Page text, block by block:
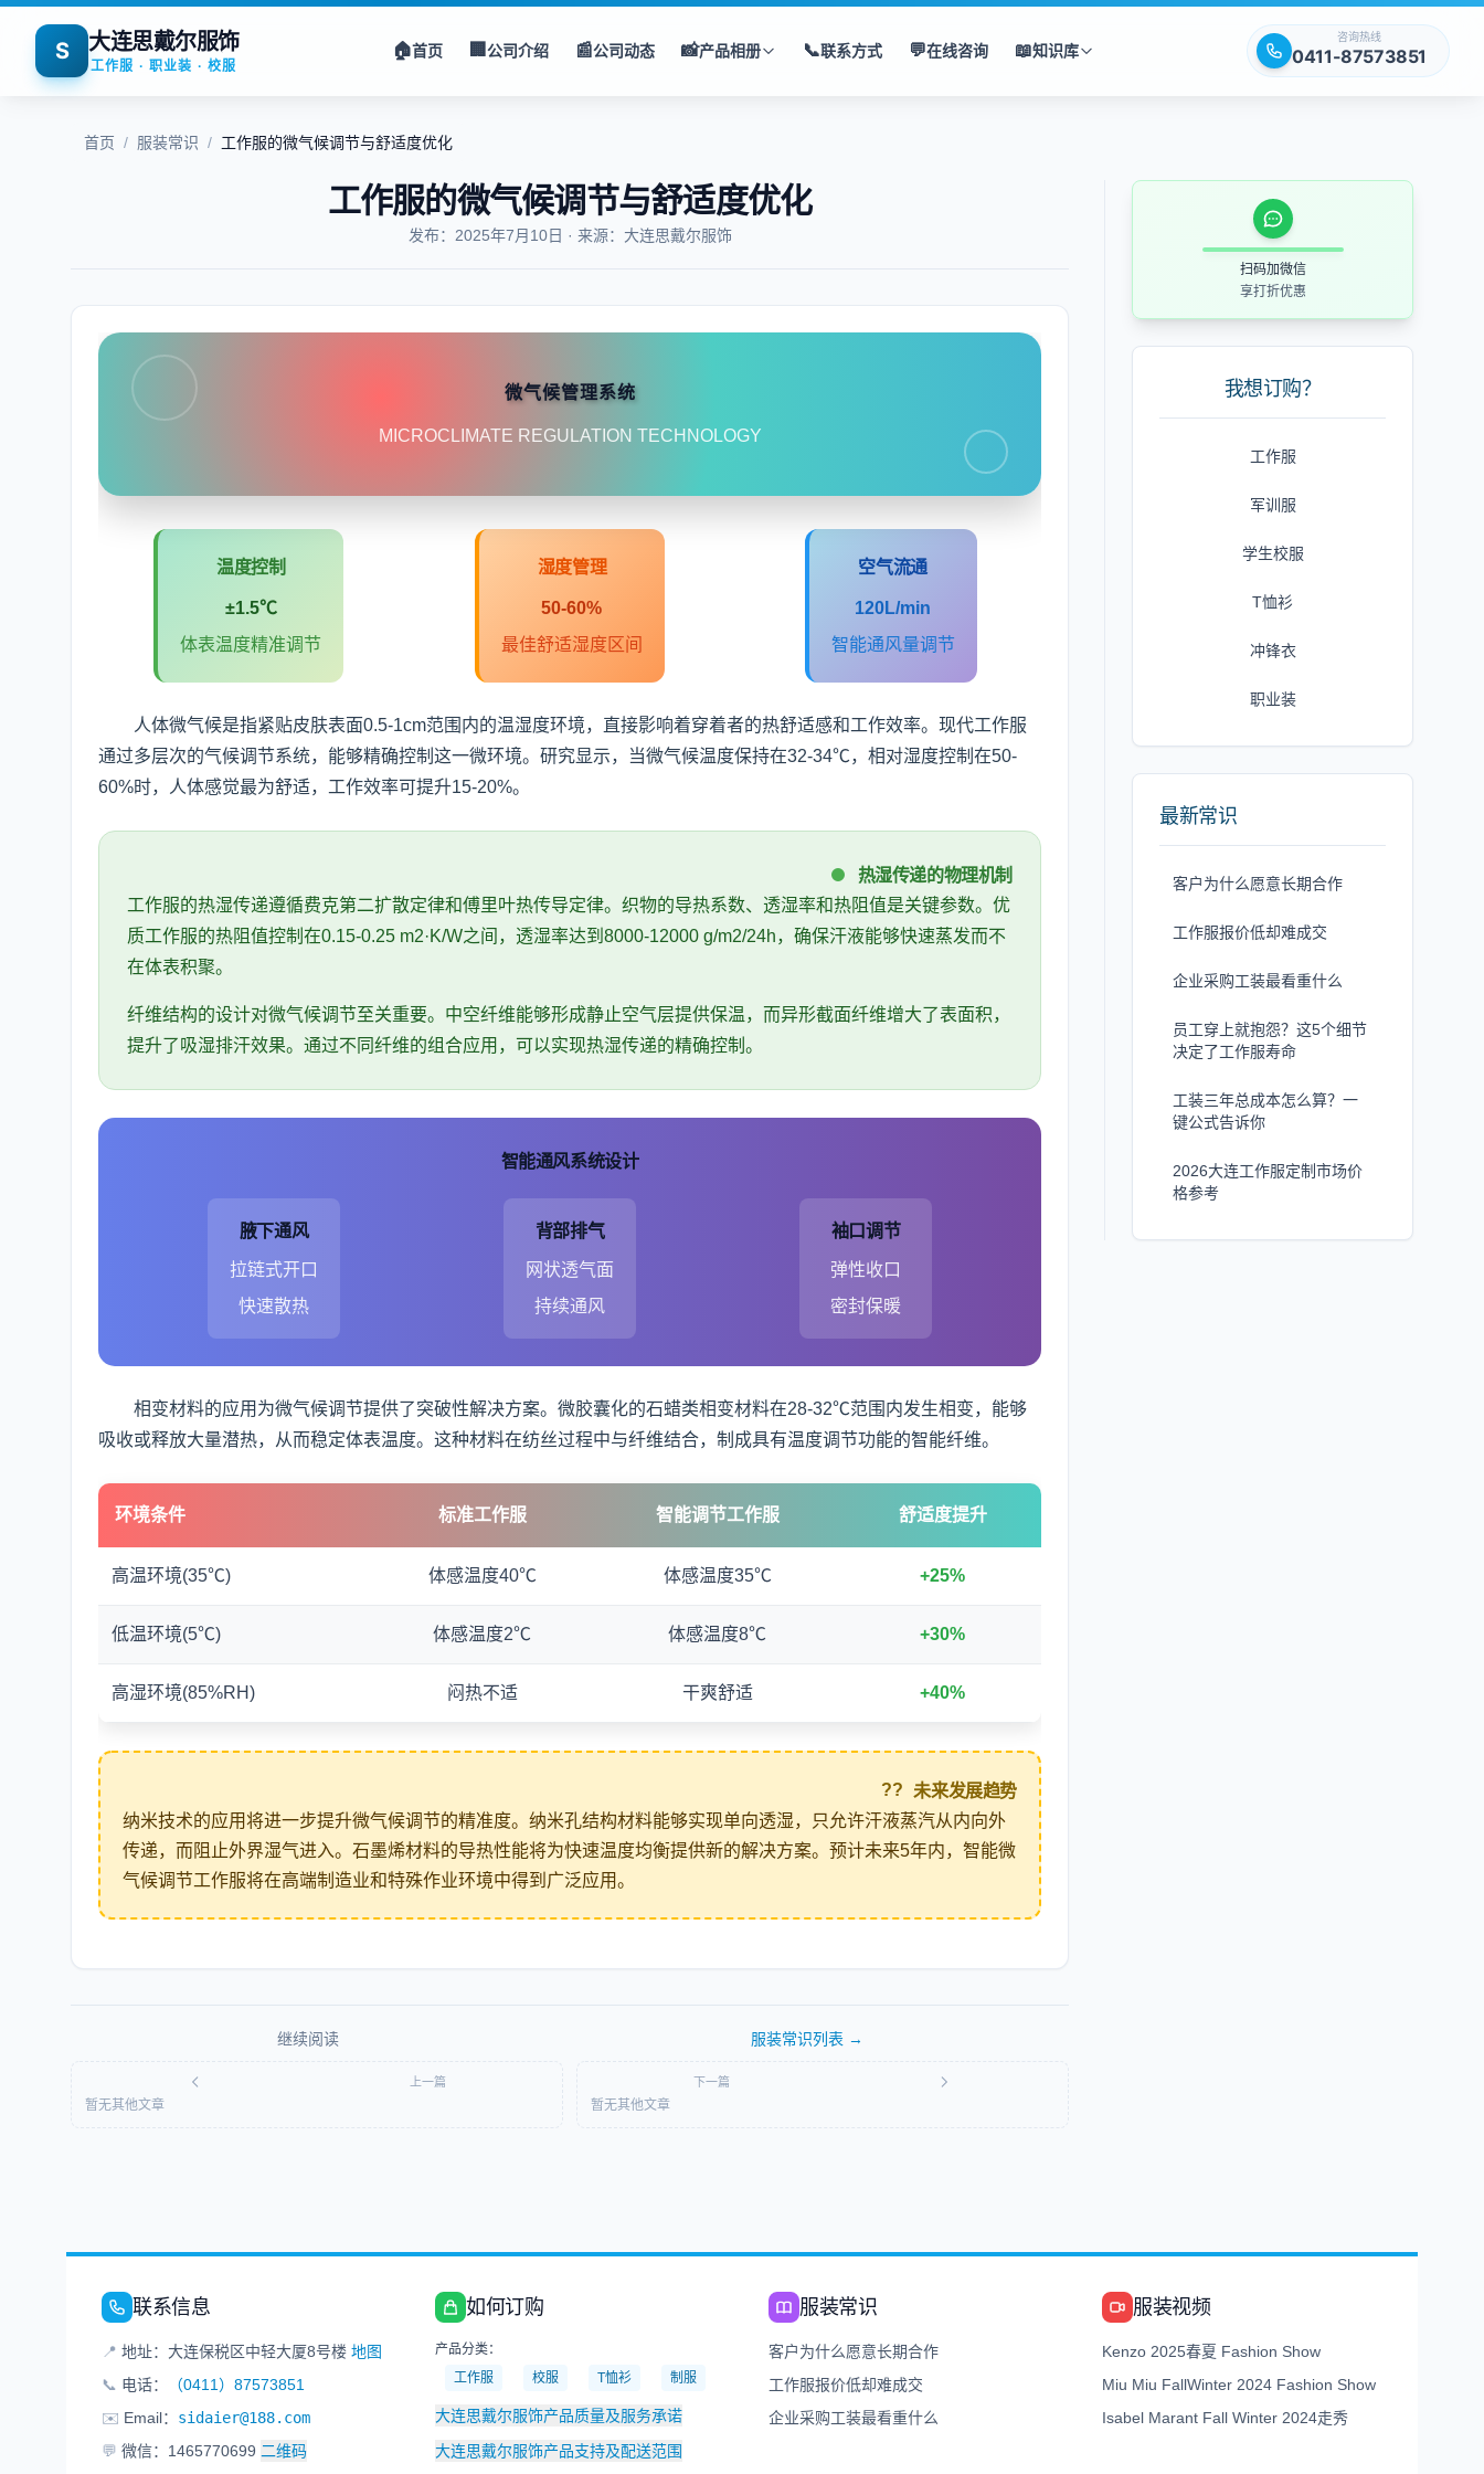
S 大连思戴尔服饰
工作服 · 职业装 · 校服
🏠首页 🏢公司介绍 📰公司动态 📸产品相册 📞联系方式 💬在线咨询 📖知识库
咨询热线
0411-87573851
首页 / 服装常识 / 工作服的微气候调节与舒适度优化
工作服的微气候调节与舒适度优化
发布：2025年7月10日 · 来源：大连思戴尔服饰
微气候管理系统
MICROCLIMATE REGULATION TECHNOLOGY
温度控制
±1.5℃
体表温度精准调节
湿度管理
50-60%
最佳舒适湿度区间
空气流通
120L/min
智能通风量调节
人体微气候是指紧贴皮肤表面0.5-1cm范围内的温湿度环境，直接影响着穿着者的热舒适感和工作效率。现代工作服
通过多层次的气候调节系统，能够精确控制这一微环境。研究显示，当微气候温度保持在32-34℃，相对湿度控制在50-
60%时，人体感觉最为舒适，工作效率可提升15-20%。
热湿传递的物理机制
工作服的热湿传递遵循费克第二扩散定律和傅里叶热传导定律。织物的导热系数、透湿率和热阻值是关键参数。优
质工作服的热阻值控制在0.15-0.25 m2·K/W之间，透湿率达到8000-12000 g/m2/24h，确保汗液能够快速蒸发而不
在体表积聚。
纤维结构的设计对微气候调节至关重要。中空纤维能够形成静止空气层提供保温，而异形截面纤维增大了表面积，
提升了吸湿排汗效果。通过不同纤维的组合应用，可以实现热湿传递的精确控制。
智能通风系统设计
腋下通风
拉链式开口
快速散热
背部排气
网状透气面
持续通风
袖口调节
弹性收口
密封保暖
相变材料的应用为微气候调节提供了突破性解决方案。微胶囊化的石蜡类相变材料在28-32℃范围内发生相变，能够
吸收或释放大量潜热，从而稳定体表温度。这种材料在纺丝过程中与纤维结合，制成具有温度调节功能的智能纤维。
环境条件 标准工作服 智能调节工作服 舒适度提升
高温环境(35℃) 体感温度40℃ 体感温度35℃ +25%
低温环境(5℃) 体感温度2℃ 体感温度8℃ +30%
高湿环境(85%RH) 闷热不适 干爽舒适 +40%
?? 未来发展趋势
纳米技术的应用将进一步提升微气候调节的精准度。纳米孔结构材料能够实现单向透湿，只允许汗液蒸汽从内向外
传递，而阻止外界湿气进入。石墨烯材料的导热性能将为快速温度均衡提供新的解决方案。预计未来5年内，智能微
气候调节工作服将在高端制造业和特殊作业环境中得到广泛应用。
继续阅读 服装常识列表 →
上一篇
暂无其他文章
下一篇
暂无其他文章
扫码加微信
享打折优惠
我想订购？
工作服
军训服
学生校服
T恤衫
冲锋衣
职业装
最新常识
客户为什么愿意长期合作
工作服报价低却难成交
企业采购工装最看重什么
员工穿上就抱怨？这5个细节
决定了工作服寿命
工装三年总成本怎么算？一
键公式告诉你
2026大连工作服定制市场价
格参考
联系信息
📍 地址：大连保税区中轻大厦8号楼 地图
📞 电话：
（0411）87573851
✉️ Email： sidaier@188.com
💬 微信：1465770699 二维码
如何订购
产品分类：
工作服
校服 T恤衫 制服
大连思戴尔服饰产品质量及服务承诺
大连思戴尔服饰产品支持及配送范围
服装常识
客户为什么愿意长期合作
工作服报价低却难成交
企业采购工装最看重什么
服装视频
Kenzo 2025春夏 Fashion Show
Miu Miu FallWinter 2024 Fashion Show
Isabel Marant Fall Winter 2024走秀